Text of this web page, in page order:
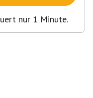
nur 1 Minute.